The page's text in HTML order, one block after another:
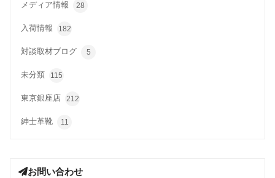
メディア情報 28
入荷情報 182
対談取材ブログ 5
未分類 115
東京銀座店 212
紳士革靴 11
お問い合わせ